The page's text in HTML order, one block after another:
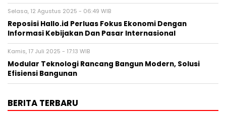
Selasa, 12 Agustus 2025 - 06:49 WIB
Reposisi Hallo.id Perluas Fokus Ekonomi Dengan
Informasi Kebijakan Dan Pasar Internasional
Kamis, 17 Juli 2025 - 17:13 WIB
Modular Teknologi Rancang Bangun Modern, Solusi
Efisiensi Bangunan
BERITA TERBARU